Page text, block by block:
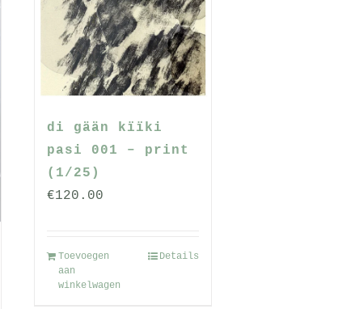
di gään kïïki
pasi 001 – print
(1/25)
€120.00
Toevoegen
aan
winkelwagen
Details